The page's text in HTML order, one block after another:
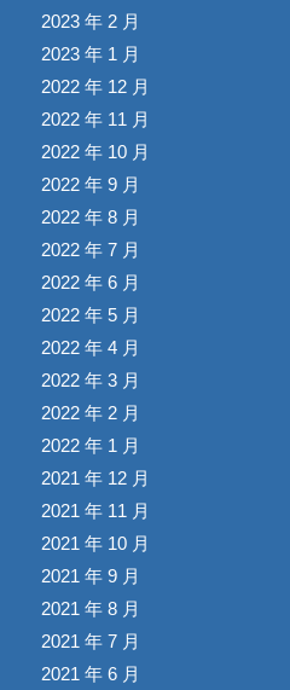
2023 年 2 月
2023 年 1 月
2022 年 12 月
2022 年 11 月
2022 年 10 月
2022 年 9 月
2022 年 8 月
2022 年 7 月
2022 年 6 月
2022 年 5 月
2022 年 4 月
2022 年 3 月
2022 年 2 月
2022 年 1 月
2021 年 12 月
2021 年 11 月
2021 年 10 月
2021 年 9 月
2021 年 8 月
2021 年 7 月
2021 年 6 月